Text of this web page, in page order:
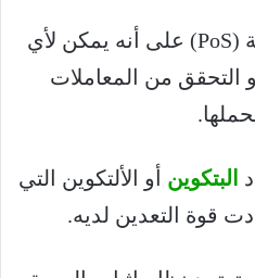
ينص مفهوم إثبات الملكية (PoS) على أنه يمكن لأي
من المعاملات
البتكوين أو الألتكوين التي
قوة التعدين لديه.